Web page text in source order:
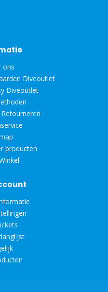
ons
Diveoutlet
Diveoutlet
producten